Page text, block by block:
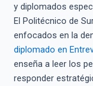
y diplomados
El Politécnico de
enfocados en la
diplomado en
enseña a leer los
responder